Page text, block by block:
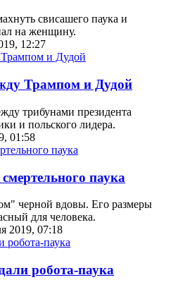
свисашего паука и
на женщину.
12:27
Трампом и Дудой
трибунами президента
и польского лидера.
01:58
паука
черной вдовы. Его размеры
для человека.
2019, 07:18
робота-паука